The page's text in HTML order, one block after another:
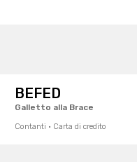
BEFED
Galletto alla Brace
Contanti · Carta di credito